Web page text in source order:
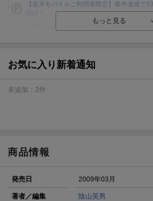
【楽天モバイルご利用者限定】条件達成で
分け！
が当たる！
楽天モバイル紹介キャンペーンの拡散で
条件達成で楽天限定・宝塚歌劇 宙組貸切公
お気に入り新着通知
未追加： 2件
商品情報
発売日 2009年03月
著者／編集 陰山英男